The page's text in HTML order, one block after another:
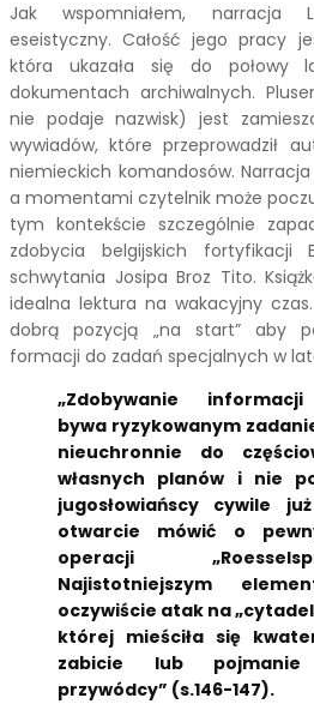
Jak wspomniałem, narracja
eseistyczny. Całość jego pracy
która ukazała się do połowy
dokumentach archiwalnych.
nie podaje nazwisk) jest
wywiadów, które przeprowadził
niemieckich komandosów.
a momentami czytelnik może
tym kontekście szczególnie
zdobycia belgijskich fortyfikacji
schwytania Josipa Broz Tito.
idealna lektura na wakacyjny
dobrą pozycją „na start” aby
formacji do zadań specjalnych w
„Zdobywanie informacji
bywa ryzykowanym
nieuchronnie do
własnych planów i nie
jugosłowiańscy cywile
otwarcie mówić o
operacji
Najistotniejszym
oczywiście atak na
której mieściła się
zabicie lub pojmanie
przywódcy” (s.146-147).